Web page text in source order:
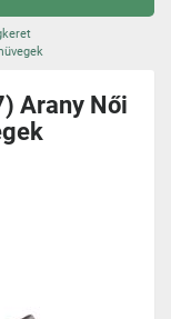
Arany Női